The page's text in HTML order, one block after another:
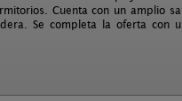
Cuenta con un amplio
Se completa la oferta con